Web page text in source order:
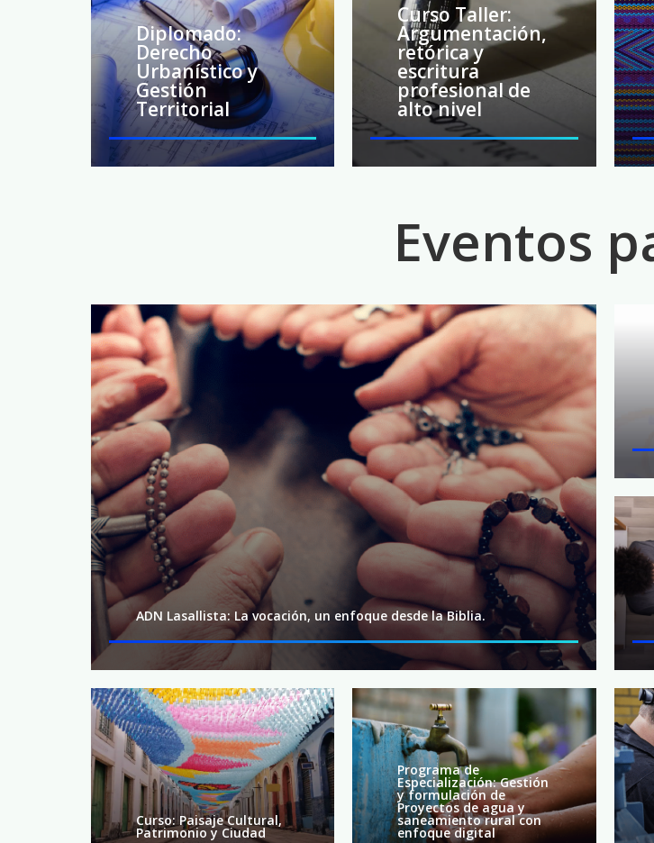
Diplomado:
Derecho
Urbanístico y
Gestión
Territorial
Curso Taller:
Argumentación,
retórica y
escritura
profesional de
alto nivel
Eventos
ADN Lasallista: La vocación, un enfoque desde la Biblia.
Curso: Paisaje Cultural,
Patrimonio y Ciudad
Programa de
Especialización: Gestión
y formulación de
Proyectos de agua y
saneamiento rural con
enfoque digital